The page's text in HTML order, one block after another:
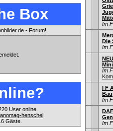
Box
- Forum!
User online.
henschel
Gäste.
Im
Die
Im
Im
I F
Im
Im